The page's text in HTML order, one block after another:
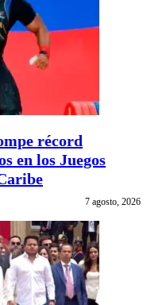
récord
en los Juegos
7 agosto, 2026